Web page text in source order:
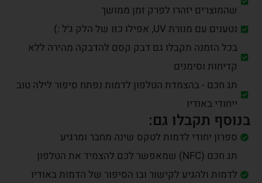
שהמוצרים יזהרו לפרק זמן ממושך
נטענים עם מנורת UV, אפילו כזו של הלק ג׳ל :)
בכל הזמנה תקבלו גם דבק קסם להדבקה מהירה ללא
קדיחות וסימנים
תג חכם - בהצמדת הטלפון לדמות נפתח סיפור לילה טוב
ייחודי באודיו
בנוסף תקבלו גם:
ספרון יחודי לדמות לטקס שינה מחבר ומרגיע
תג חכם (NFC) שמאפשר לכם להצמיד את הטלפון
לדמות ולהגיע לקישור ובו הסיפור של הדמות באודיו